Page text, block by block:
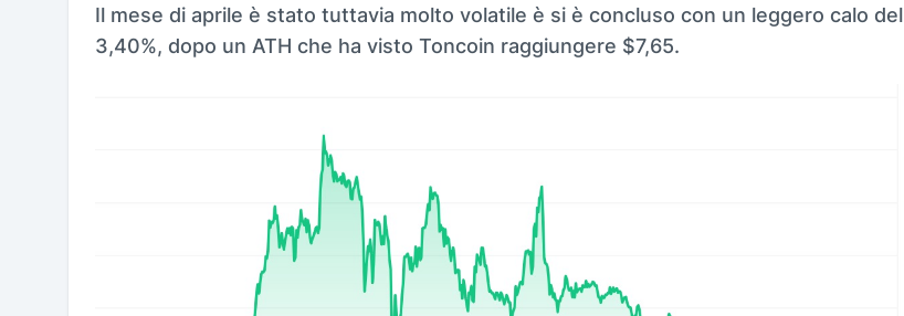
Il mese di aprile è stato tuttavia molto volatile è si è concluso con un leggero calo del
3,40%, dopo un ATH che ha visto Toncoin raggiungere $7,65.